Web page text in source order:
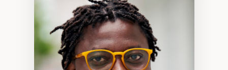
Discours sur la ville et représentations
Mosquées, formes et usages au Canada
Reconnaissance et représentations des
communautés immigrantes dans l'espace
urbain
Design architectural et urbain
Patrimoine et patrimonialisation
Études postcoloniales et décolonisation des